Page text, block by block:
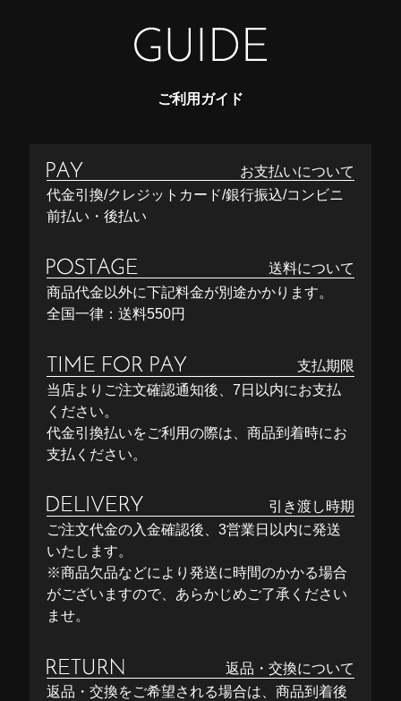
ご利用ガイド
お支払いについて
代金引換/クレジットカード/銀行振込/コンビニ
前払い・後払い
送料について
商品代金以外に下記料金が別途かかります。
全国一律：送料550円
支払期限
当店よりご注文確認通知後、7日以内にお支払
ください。
代金引換払いをご利用の際は、商品到着時にお
支払ください。
引き渡し時期
ご注文代金の入金確認後、3営業日以内に発送
いたします。
※商品欠品などにより発送に時間のかかる場合
がございますので、あらかじめご了承ください
ませ。
返品・交換について
返品・交換をご希望される場合は、商品到着後